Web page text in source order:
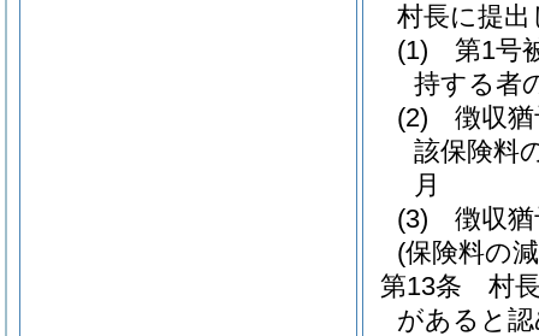
村長に提
(1)
第1号
持する者
(2)
徴収
該保険料
月
(3)
徴収
(保険料の
第13条
村
があると